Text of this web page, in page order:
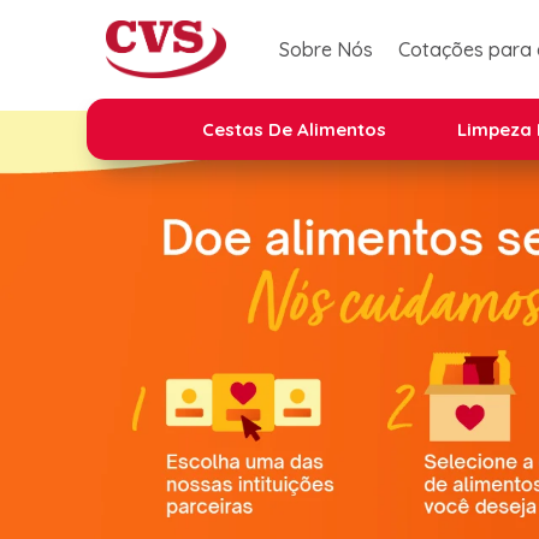
Sobre Nós Cotações para
Cestas De Alimentos Limpeza